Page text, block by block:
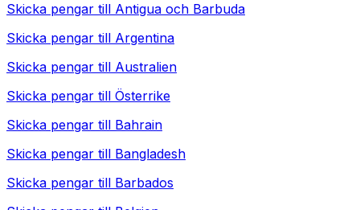
Skicka pengar till Antigua och Barbuda
Skicka pengar till Argentina
Skicka pengar till Australien
Skicka pengar till Österrike
Skicka pengar till Bahrain
Skicka pengar till Bangladesh
Skicka pengar till Barbados